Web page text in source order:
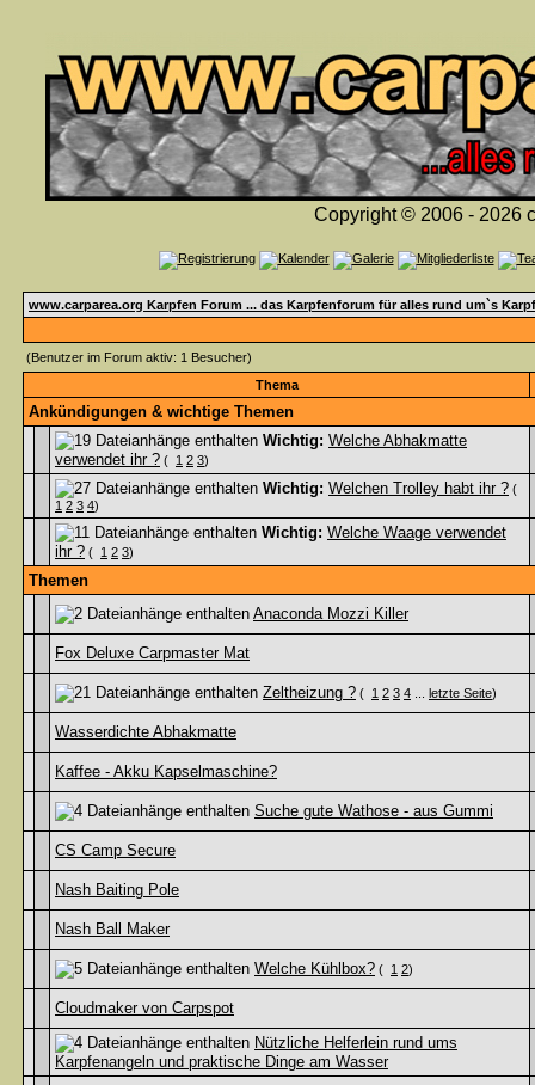
Copyright © 2006 - 2026
www.carparea.org Karpfen Forum ... das Karpfenforum für alles rund um`s
(Benutzer im Forum aktiv: 1 Besucher)
Thema
Ankündigungen & wichtige Themen
Wichtig: Welche Abhakmatte
verwendet ihr ? ( 1 2 3)
Wichtig: Welchen Trolley habt ihr ? (
1 2 3 4)
Wichtig: Welche Waage verwendet
ihr ? ( 1 2 3)
Themen
Anaconda Mozzi Killer
Fox Deluxe Carpmaster Mat
Zeltheizung ? ( 1 2 3 4 letzte Seite)
Wasserdichte Abhakmatte
Kaffee - Akku Kapselmaschine?
Suche gute Wathose - aus Gummi
CS Camp Secure
Nash Baiting Pole
Nash Ball Maker
Welche Kühlbox? ( 1 2)
Cloudmaker von Carpspot
Nützliche Helferlein rund ums
Karpfenangeln und praktische Dinge am Wasser